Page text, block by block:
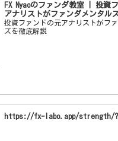
FX Nyaoのファンダ教室 | 投資
アナリストがファンダメンタル
投資ファンドの元アナリストがフ
ズを徹底解説
https://fx-labo.app/strength/